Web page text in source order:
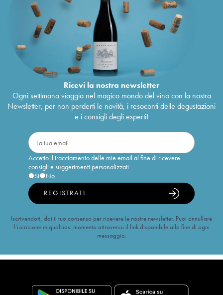
Ricevi la nostra newsletter
Ogni settimana viaggia nel magico mondo del vino con la nostra
Newsletter, per non perderti le novità, i resoconti delle degustazioni
e i consigli degli esperti!
Accetto il tracciamento delle mie email al fine di ricevere
consigli e suggerimenti personalizzati
Sì
No
REGISTRATI
Iscrivendoti, dai il tuo consenso per ricevere le nostre newsletter. Puoi annullare
l’iscrizione in qualsiasi momento attraverso il link disponibile alla fine di ogni
messaggio.